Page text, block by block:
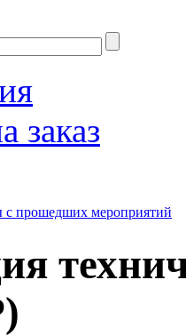
заказ
с прошедших мероприятий